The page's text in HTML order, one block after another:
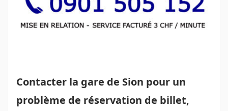
Contacter la gare de Sion pour un
problème de réservation de billet,